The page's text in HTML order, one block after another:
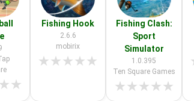
★★
Fishing Hook
2.6.6
mobirix
★★★★★
Fishing Clash:
Sport
Simulator
1.0.395
Ten Square Games
★★★★★